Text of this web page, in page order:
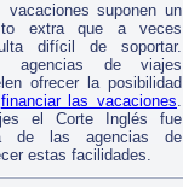
vacaciones suponen un
extra que a veces
difícil de soportar.
agencias de viajes
ofrecer la posibilidad
financiar las vacaciones.
el Corte Inglés fue
de las agencias de
estas facilidades.